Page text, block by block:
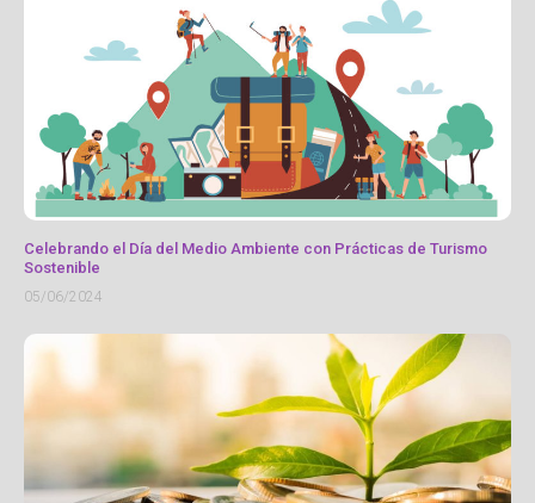
Celebrando el Día del Medio Ambiente con Prácticas de Turismo
Sostenible
05/06/2024